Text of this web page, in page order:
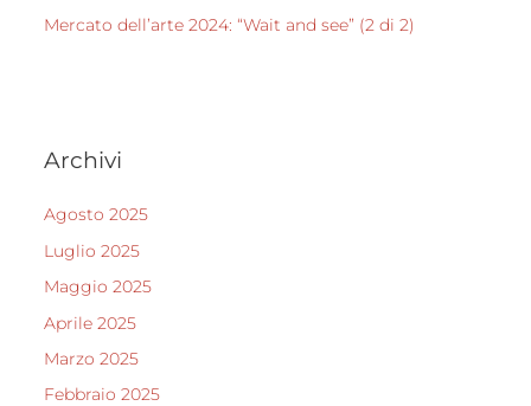
Mercato dell’arte 2024: “Wait and see” (2 di 2)
Archivi
Agosto 2025
Luglio 2025
Maggio 2025
Aprile 2025
Marzo 2025
Febbraio 2025